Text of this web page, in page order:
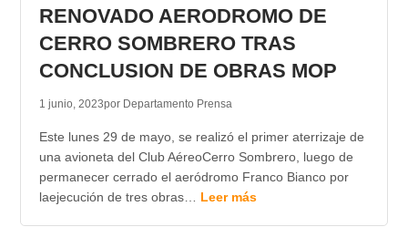
RENOVADO AERODROMO DE
CERRO SOMBRERO TRAS
CONCLUSION DE OBRAS MOP
1 junio, 2023por Departamento Prensa
Este lunes 29 de mayo, se realizó el primer aterrizaje de
una avioneta del Club AéreoCerro Sombrero, luego de
permanecer cerrado el aeródromo Franco Bianco por
laejecución de tres obras… Leer más